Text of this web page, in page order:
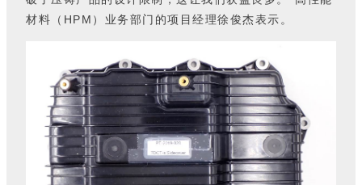
材料（ HPM ）业务部门的项目经理徐俊杰表示。